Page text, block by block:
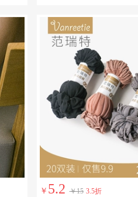
￥ 5.2 ￥15 3.5折